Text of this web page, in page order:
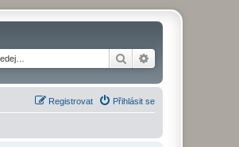
Hledat
Přihlásit se
Registrovat